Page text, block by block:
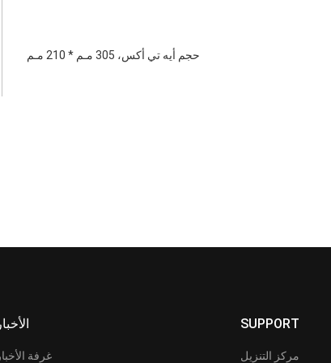
حجم أيه تي أكس، 305 مـم * 210 مـم
الأخبار
غرفة الأخبار
SUPPORT
مركز التنزيل